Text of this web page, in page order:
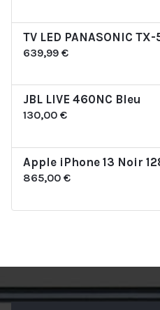
TV LED PANASONIC
639,99 €
JBL LIVE 460NC Bleu
130,00 €
Apple iPhone 13 Noir
865,00 €